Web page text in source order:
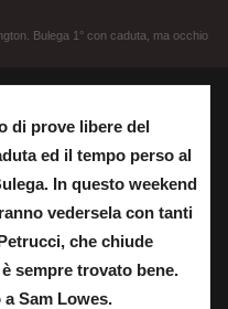
Bulega 1° con caduta, ma occhio
di prove libere del
ed il tempo perso al
In questo weekend
vedersela con tanti
che chiude
sempre trovato bene.
Sam Lowes.